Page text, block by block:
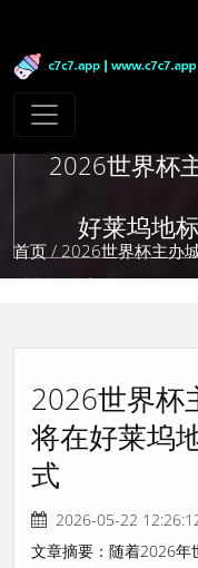
2026世界杯
好莱坞地
首页 / 2026世界杯主办
时点灯仪式
2026世界杯
将在好莱坞
式
2026-05-22
文章摘要：随着2026年